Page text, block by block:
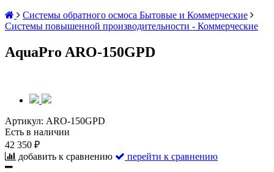
Системы обратного осмоса Бытовые и Коммерческие
Системы повышенной производительности - Коммерческие
AquaPro ARO-150GPD
Артикул: ARO-150GPD
Есть в наличии
42 350 ₽
добавить к сравнению
перейти к сравнению